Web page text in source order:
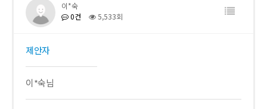
이*숙
0건
5,533회
제안자
이*숙님